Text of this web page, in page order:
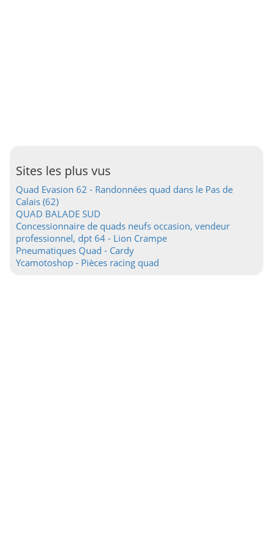
Sites les plus vus
Quad Evasion 62 - Randonnées quad dans le Pas de
Calais (62)
QUAD BALADE SUD
Concessionnaire de quads neufs occasion, vendeur
professionnel, dpt 64 - Lion Crampe
Pneumatiques Quad - Cardy
Ycamotoshop - Pièces racing quad